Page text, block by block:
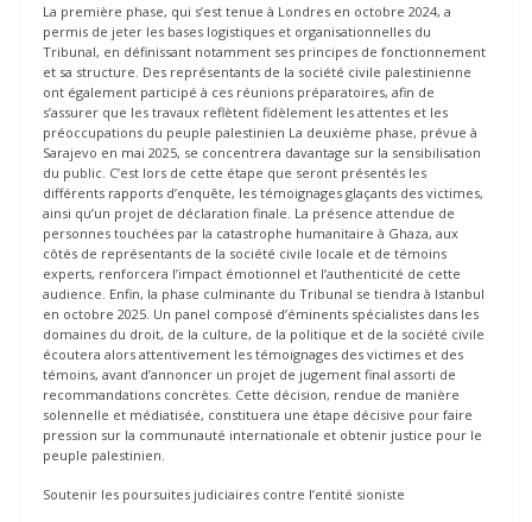
La première phase, qui s’est tenue à Londres en octobre 2024, a
permis de jeter les bases logistiques et organisationnelles du
Tribunal, en définissant notamment ses principes de fonctionnement
et sa structure. Des représentants de la société civile palestinienne
ont également participé à ces réunions préparatoires, afin de
s’assurer que les travaux reflètent fidèlement les attentes et les
préoccupations du peuple palestinien La deuxième phase, prévue à
Sarajevo en mai 2025, se concentrera davantage sur la sensibilisation
du public. C’est lors de cette étape que seront présentés les
différents rapports d’enquête, les témoignages glaçants des victimes,
ainsi qu’un projet de déclaration finale. La présence attendue de
personnes touchées par la catastrophe humanitaire à Ghaza, aux
côtés de représentants de la société civile locale et de témoins
experts, renforcera l’impact émotionnel et l’authenticité de cette
audience. Enfin, la phase culminante du Tribunal se tiendra à Istanbul
en octobre 2025. Un panel composé d’éminents spécialistes dans les
domaines du droit, de la culture, de la politique et de la société civile
écoutera alors attentivement les témoignages des victimes et des
témoins, avant d’annoncer un projet de jugement final assorti de
recommandations concrètes. Cette décision, rendue de manière
solennelle et médiatisée, constituera une étape décisive pour faire
pression sur la communauté internationale et obtenir justice pour le
peuple palestinien.
Soutenir les poursuites judiciaires contre l’entité sioniste